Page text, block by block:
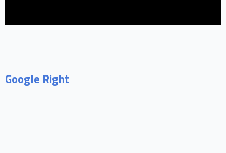
Google Right